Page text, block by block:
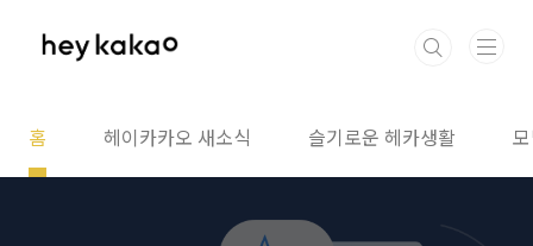
홈 헤이카카오 새소식 슬기로운 헤카생활